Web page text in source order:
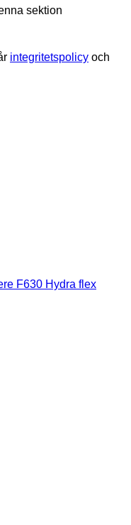
sektion
integritetspolicy och
F630 Hydra flex